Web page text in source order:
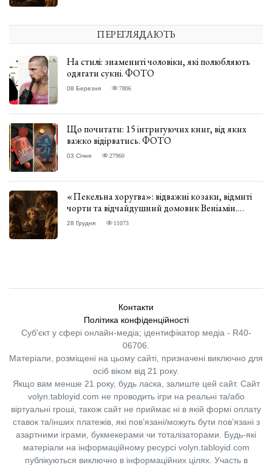
ПЕРЕГЛЯДАЮТЬ
На стилі: знамениті чоловіки, які полюбляють
одягати сукні. ФОТО
08 Березня 7806
Що почитати: 15 інтригуючих книг, від яких
важко відірватись. ФОТО
03 Січня 27960
«Пекельна хоругва»: відважні козаки, відмиті
чорти та відчайдушний домовик Веніамін.
ВІДГУК
28 Грудня 11073
Контакти
Політика конфіденційності
Суб'єкт у сфері онлайн-медіа; ідентифікатор медіа - R40-
06706.
Матеріали, розміщені на цьому сайті, призначені виключно для
осіб віком від 21 року.
Якщо вам менше 21 року, будь ласка, залиште цей сайт. Сайт
volyn.tabloyid.com не проводить ігри на реальні та/або
віртуальні гроші, також сайт не приймає ні в якій формі оплату
ставок та/інших платежів, які пов’язані/можуть бути пов’язані з
азартними іграми, букмекерами чи тоталізаторами. Будь-які
матеріали на інформаційному ресурсі volyn.tabloyid.com
публікуються виключно в інформаційних цілях. Участь в